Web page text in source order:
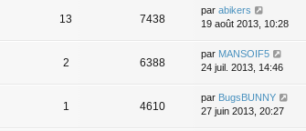
13 7438
par abikers
19 août 2013, 10:28
2 6388
par MANSOIF5
24 juil. 2013, 14:46
1 4610
par BugsBUNNY
27 juin 2013, 20:27